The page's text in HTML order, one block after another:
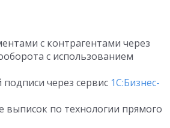
с контрагентами через
с использованием
через сервис 1С:Бизнес-
по технологии прямого